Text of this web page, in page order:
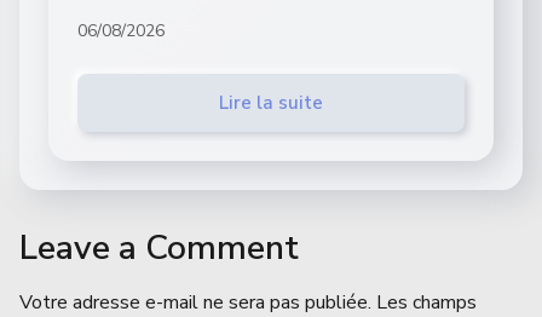
06/08/2026
Lire la suite
Leave a Comment
Votre adresse e-mail ne sera pas publiée. Les champs